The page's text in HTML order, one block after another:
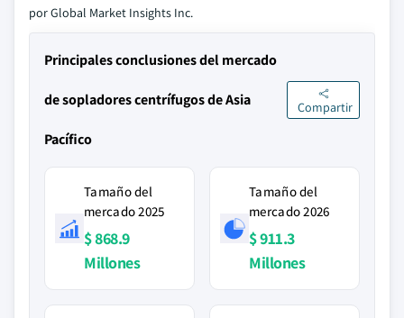
por Global Market Insights Inc.
Principales conclusiones del mercado
de sopladores centrífugos de Asia
Pacífico
Compartir
Tamaño del
mercado 2025
$ 868.9
Millones
Tamaño del
mercado 2026
$ 911.3
Millones